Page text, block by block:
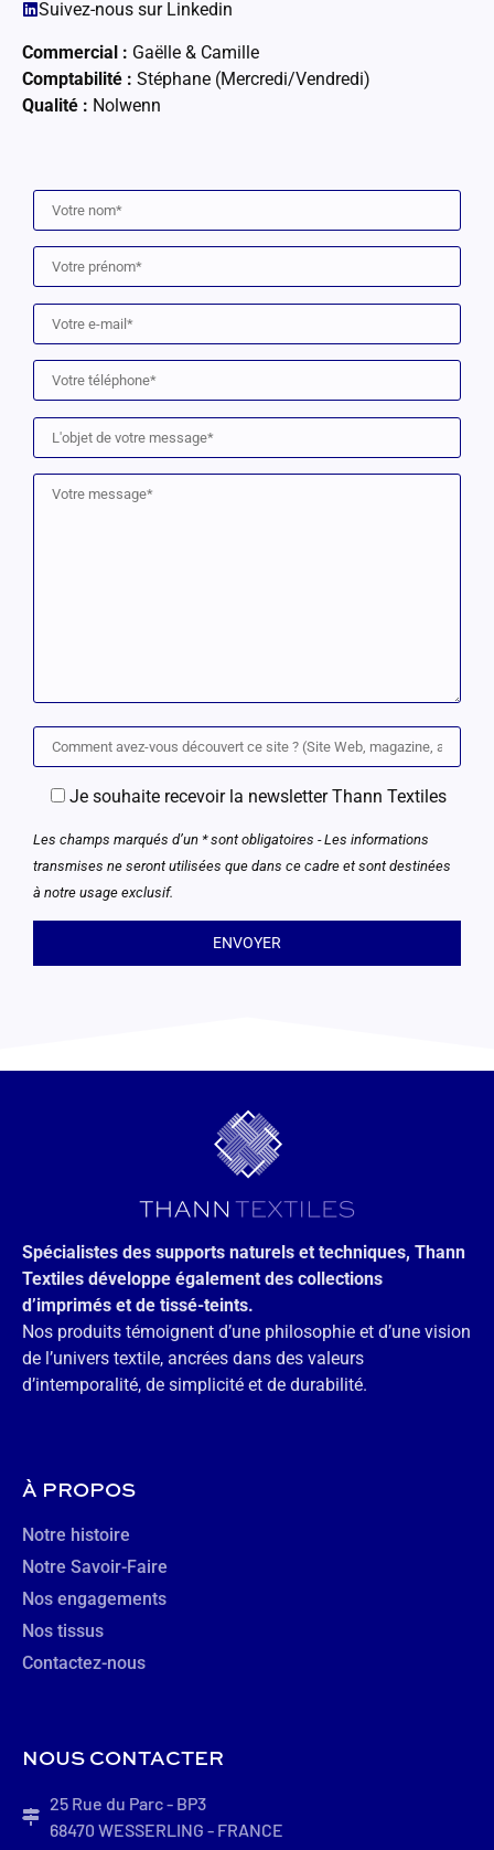
Suivez-nous sur Linkedin
Commercial : Gaëlle & Camille
Comptabilité : Stéphane (Mercredi/Vendredi)
Qualité : Nolwenn
Je souhaite recevoir la newsletter Thann Textiles
Les champs marqués d’un * sont obligatoires - Les informations
transmises ne seront utilisées que dans ce cadre et sont destinées
à notre usage exclusif.
Spécialistes des supports naturels et techniques, Thann
Textiles développe également des collections
d’imprimés et de tissé-teints.
Nos produits témoignent d’une philosophie et d’une vision
de l’univers textile, ancrées dans des valeurs
d’intemporalité, de simplicité et de durabilité.
À PROPOS
Notre histoire
Notre Savoir-Faire
Nos engagements
Nos tissus
Contactez-nous
NOUS CONTACTER
25 Rue du Parc - BP3
68470 WESSERLING - FRANCE